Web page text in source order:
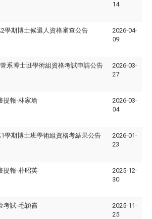
14
學期博士候選人資格審查公告
2026-04-
09
系博士班學術組資格考試申請公告
2026-03-
27
提報-林家瑜
2026-03-
04
學期博士班學術組資格考結果公告
2026-01-
23
提報-朴昭英
2025-12-
30
考試-毛穎崙
2025-11-
25